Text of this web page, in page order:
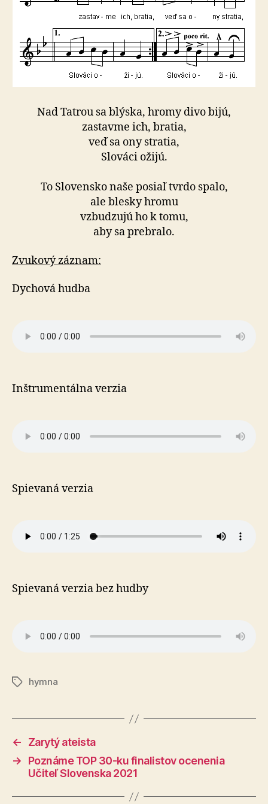
Nad Tatrou sa blýska, hromy divo bijú,
zastavme ich, bratia,
veď sa ony stratia,
Slováci ožijú.
To Slovensko naše posiaľ tvrdo spalo,
ale blesky hromu
vzbudzujú ho k tomu,
aby sa prebralo.
Zvukový záznam:
Dychová hudba
Inštrumentálna verzia
Spievaná verzia
Spievaná verzia bez hudby
Značkyhymna
←
Zarytý ateista
→
Poznáme TOP 30-ku finalistov ocenenia
Učiteľ Slovenska 2021